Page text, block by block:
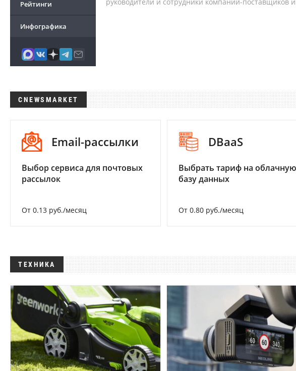
Рейтинги
Инфографика
CNEWSMARKET
Email-рассылки
Выбор сервиса для почтовых
рассылок
От 0.13 руб./месяц
DBaaS
Выбрать тариф на облачную
базу данных
От 0.80 руб./месяц
ТЕХНИКА